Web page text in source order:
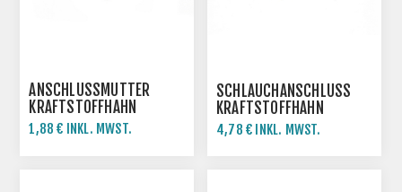
ANSCHLUSSMUTTER
KRAFTSTOFFHAHN
SIMSON MZ
1,88 € INKL. MWST.
SCHLAUCHANSCHLUSS
KRAFTSTOFFHAHN
SIMSON
4,78 € INKL. MWST.